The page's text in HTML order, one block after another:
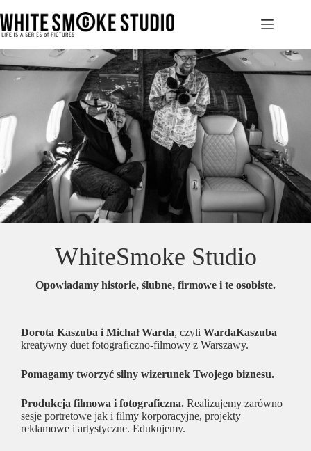
do
treści
WhiteSmoke Studio
Opowiadamy historie, ślubne, firmowe i te osobiste.
Dorota Kaszuba i Michał Warda, czyli WardaKaszuba
kreatywny duet fotograficzno-filmowy z Warszawy.
Pomagamy tworzyć silny wizerunek Twojego biznesu.
Produkcja filmowa i fotograficzna. Realizujemy zarówno
sesje portretowe jak i filmy korporacyjne, projekty
reklamowe i artystyczne. Edukujemy.